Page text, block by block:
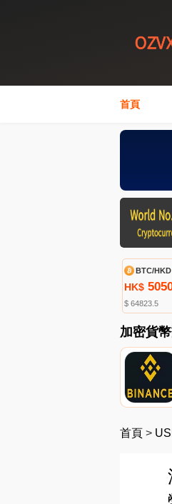
首頁
BTC/HKD
HK$
$ 64823.5
加密貨
首頁 >